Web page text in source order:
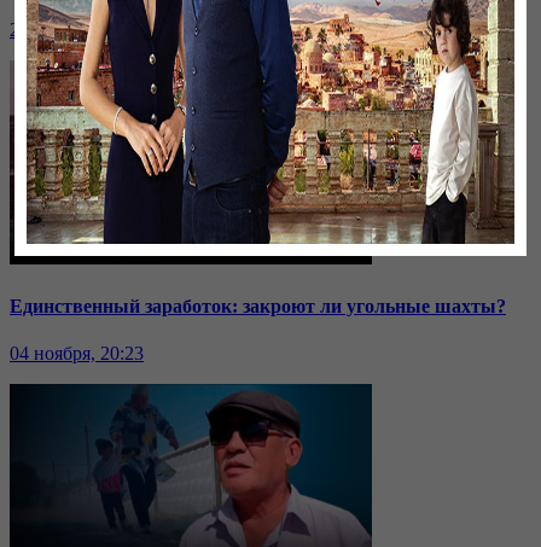
24 ноября, 20:43
Единственный заработок: закроют ли угольные шахты?
04 ноября, 20:23